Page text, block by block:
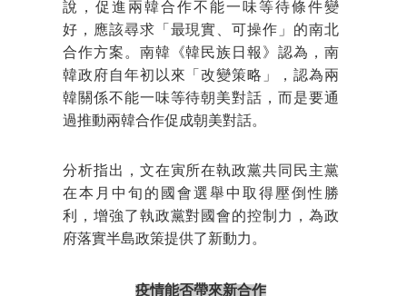
說，促進兩韓合作不能一味等待條件變
好，應該尋求「最現實、可操作」的南北
合作方案。南韓《韓民族日報》認為，南
韓政府自年初以來「改變策略」，認為兩
韓關係不能一味等待朝美對話，而是要通
過推動兩韓合作促成朝美對話。
分析指出，文在寅所在執政黨共同民主黨
在本月中旬的國會選舉中取得壓倒性勝
利，增強了執政黨對國會的控制力，為政
府落實半島政策提供了新動力。
疫情能否帶來新合作